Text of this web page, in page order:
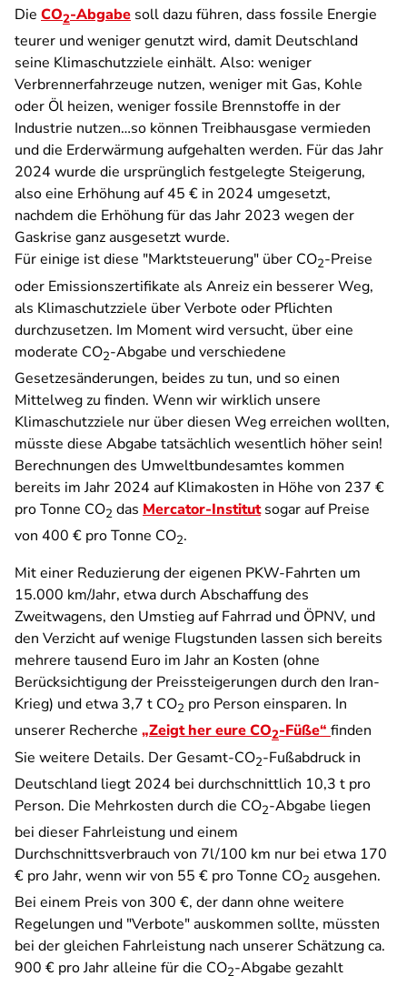
Die CO2-Abgabe soll dazu führen, dass fossile Energie
teurer und weniger genutzt wird, damit Deutschland
seine Klimaschutzziele einhält. Also: weniger
Verbrennerfahrzeuge nutzen, weniger mit Gas, Kohle
oder Öl heizen, weniger fossile Brennstoffe in der
Industrie nutzen…so können Treibhausgase vermieden
und die Erderwärmung aufgehalten werden. Für das Jahr
2024 wurde die ursprünglich festgelegte Steigerung,
also eine Erhöhung auf 45 € in 2024 umgesetzt,
nachdem die Erhöhung für das Jahr 2023 wegen der
Gaskrise ganz ausgesetzt wurde.
Für einige ist diese "Marktsteuerung" über CO2-Preise
oder Emissionszertifikate als Anreiz ein besserer Weg,
als Klimaschutzziele über Verbote oder Pflichten
durchzusetzen. Im Moment wird versucht, über eine
moderate CO2-Abgabe und verschiedene
Gesetzesänderungen, beides zu tun, und so einen
Mittelweg zu finden. Wenn wir wirklich unsere
Klimaschutzziele nur über diesen Weg erreichen wollten,
müsste diese Abgabe tatsächlich wesentlich höher sein!
Berechnungen des Umweltbundesamtes kommen
bereits im Jahr 2024 auf Klimakosten in Höhe von 237 €
pro Tonne CO2 das Mercator-Institutsogar auf Preise
von 400 € pro Tonne CO2.
Mit einer Reduzierung der eigenen PKW-Fahrten um
15.000 km/Jahr, etwa durch Abschaffung des
Zweitwagens, den Umstieg auf Fahrrad und ÖPNV, und
den Verzicht auf wenige Flugstunden lassen sich bereits
mehrere tausend Euro im Jahr an Kosten (ohne
Berücksichtigung der Preissteigerungen durch den Iran-
Krieg) und etwa 3,7 t CO2 pro Person einsparen. In
unserer Recherche „Zeigt her eure CO2-Füße“ finden
Sie weitere Details. Der Gesamt-CO2-Fußabdruck in
Deutschland liegt 2024 bei durchschnittlich 10,3 t pro
Person. Die Mehrkosten durch die CO2-Abgabe liegen
bei dieser Fahrleistung und einem
Durchschnittsverbrauch von 7l/100 km nur bei etwa 170
€ pro Jahr, wenn wir von 55 € pro Tonne CO2 ausgehen.
Bei einem Preis von 300 €, der dann ohne weitere
Regelungen und "Verbote" auskommen sollte, müssten
bei der gleichen Fahrleistung nach unserer Schätzung ca.
900 € pro Jahr alleine für die CO2-Abgabe gezahlt